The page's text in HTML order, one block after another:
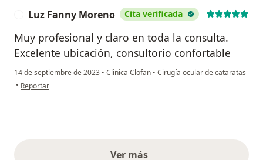
Luz Fanny Moreno Cita verificada
Muy profesional y claro en toda la consulta.
Excelente ubicación, consultorio confortable
14 de septiembre de 2023 • Clinica Clofan • Cirugía ocular de cataratas
• en opinión del usuario Luz Fanny Moreno
Reportar
Ver más